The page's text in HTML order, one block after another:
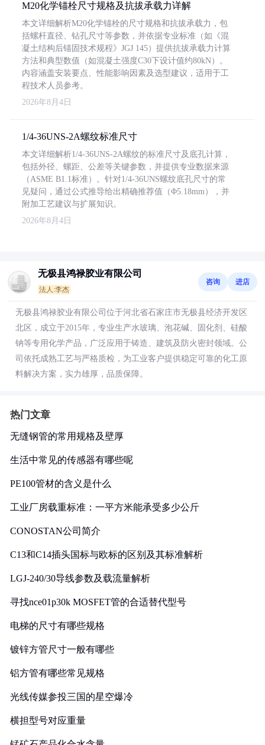
M20化学锚栓尺寸规格及抗拔承载力详解
本文详细解析M20化学锚栓的尺寸规格和抗拔承载力，包
括螺杆直径、钻孔尺寸等参数，并依据专业标准（如《混
凝土结构后锚固技术规程》JGJ 145）提供抗拔承载力计算
方法和典型数值（如混凝土强度C30下设计值约80kN）。
内容涵盖安装要点、性能影响因素及选型建议，适用于工
程技术人员参考。
2026年8月4日
1/4-36UNS-2A螺纹标准尺寸
本文详细解析1/4-36UNS-2A螺纹的标准尺寸及底孔计算，
包括外径、螺距、公差等关键参数，并提供专业数据来源
（ASME B1.1标准）。针对1/4-36UNS螺纹底孔尺寸的常
见疑问，通过公式推导给出精确推荐值（Φ5.18mm），并
附加工艺建议与扩展知识。
2026年8月4日
无极县鸿禄胶业有限公司
法人:李杰
咨询 进店
无极县鸿禄胶业有限公司位于河北省石家庄市无极县经济开发区
北区，成立于2015年，专业生产水玻璃、泡花碱、固化剂、硅酸
钠等专用化学产品，广泛应用于铸造、建筑及防火密封领域。公
司依托成熟工艺与严格质检，为工业客户提供稳定可靠的化工原
料解决方案，实力雄厚，品质保障。
热门文章
无缝钢管的常用规格及壁厚
生活中常见的传感器有哪些呢
PE100管材的含义是什么
工业厂房载重标准：一平方米能承受多少公斤
CONOSTAN公司简介
C13和C14插头国标与欧标的区别及其标准解析
LGJ-240/30导线参数及载流量解析
寻找nce01p30k MOSFET管的合适替代型号
电梯的尺寸有哪些规格
镀锌方管尺寸一般有哪些
铝方管有哪些常见规格
光线传媒参投三国的星空爆冷
横担型号对应重量